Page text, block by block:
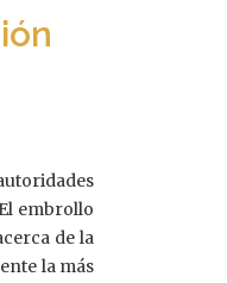
embrollo
de la
la más